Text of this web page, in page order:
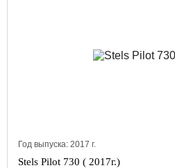
Год выпуска: 2017 г.
Stels Pilot 730 ( 2017г.)